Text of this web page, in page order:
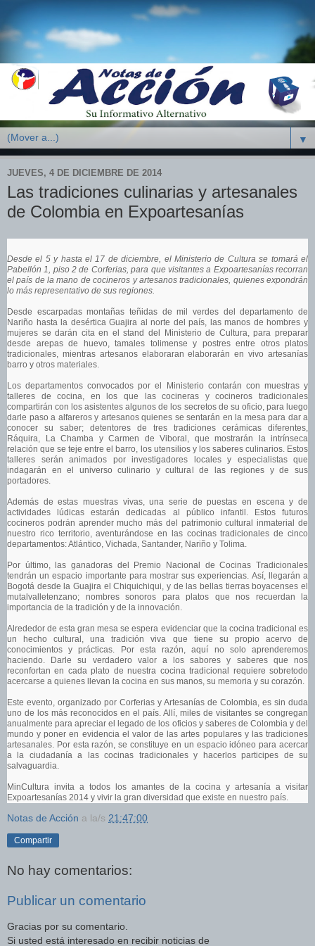
▼
JUEVES, 4 DE DICIEMBRE DE 2014
Las tradiciones culinarias y artesanales
de Colombia en Expoartesanías
Desde el 5 y hasta el 17 de diciembre, el Ministerio de Cultura se tomará el
Pabellón 1, piso 2 de Corferias, para que visitantes a Expoartesanías recorran
el país de la mano de cocineros y artesanos tradicionales, quienes expondrán
lo más representativo de sus regiones.
Desde escarpadas montañas teñidas de mil verdes del departamento de
Nariño hasta la desértica Guajira al norte del país, las manos de hombres y
mujeres se darán cita en el stand del Ministerio de Cultura, para preparar
desde arepas de huevo, tamales tolimense y postres entre otros platos
tradicionales, mientras artesanos elaboraran elaborarán en vivo artesanías
barro y otros materiales.
Los departamentos convocados por el Ministerio contarán con muestras y
talleres de cocina, en los que las cocineras y cocineros tradicionales
compartirán con los asistentes algunos de los secretos de su oficio, para luego
darle paso a alfareros y artesanos quienes se sentarán en la mesa para dar a
conocer su saber; detentores de tres tradiciones cerámicas diferentes,
Ráquira, La Chamba y Carmen de Viboral, que mostrarán la intrínseca
relación que se teje entre el barro, los utensilios y los saberes culinarios. Estos
talleres serán animados por investigadores locales y especialistas que
indagarán en el universo culinario y cultural de las regiones y de sus
portadores.
Además de estas muestras vivas, una serie de puestas en escena y de
actividades lúdicas estarán dedicadas al público infantil. Estos futuros
cocineros podrán aprender mucho más del patrimonio cultural inmaterial de
nuestro rico territorio, aventurándose en las cocinas tradicionales de cinco
departamentos: Atlántico, Vichada, Santander, Nariño y Tolima.
Por último, las ganadoras del Premio Nacional de Cocinas Tradicionales
tendrán un espacio importante para mostrar sus experiencias. Así, llegarán a
Bogotá desde la Guajira el Chiquichiqui, y de las bellas tierras boyacenses el
mutalvalletenzano; nombres sonoros para platos que nos recuerdan la
importancia de la tradición y de la innovación.
Alrededor de esta gran mesa se espera evidenciar que la cocina tradicional es
un hecho cultural, una tradición viva que tiene su propio acervo de
conocimientos y prácticas. Por esta razón, aquí no solo aprenderemos
haciendo. Darle su verdadero valor a los sabores y saberes que nos
reconfortan en cada plato de nuestra cocina tradicional requiere sobretodo
acercarse a quienes llevan la cocina en sus manos, su memoria y su corazón.
Este evento, organizado por Corferias y Artesanías de Colombia, es sin duda
uno de los más reconocidos en el país. Allí, miles de visitantes se congregan
anualmente para apreciar el legado de los oficios y saberes de Colombia y del
mundo y poner en evidencia el valor de las artes populares y las tradiciones
artesanales. Por esta razón, se constituye en un espacio idóneo para acercar
a la ciudadanía a las cocinas tradicionales y hacerlos participes de su
salvaguardia.
MinCultura invita a todos los amantes de la cocina y artesanía a visitar
Expoartesanías 2014 y vivir la gran diversidad que existe en nuestro país.
Notas de Acción a la/s 21:47:00
Compartir
No hay comentarios:
Publicar un comentario
Gracias por su comentario.
Si usted está interesado en recibir noticias de